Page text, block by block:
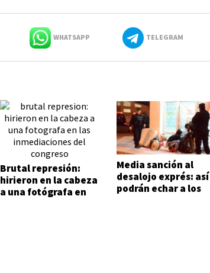
WHATSAPP TELEGRAM
Brutal represión:
hirieron en la cabeza
a una fotógrafa en
Media sanción al
desalojo exprés: así
podrán echar a los